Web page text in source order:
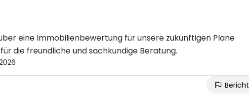
eine Immobilienbewertung für unsere zukünftigen Pläne
die freundliche und sachkundige Beratung.
Bericht